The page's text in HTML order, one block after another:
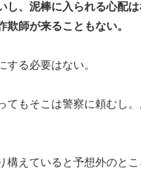
し、泥棒に入られる心配は
欺師が来ることもない。
する必要はない。
てもそこは警察に頼むし。
構えていると予想外のと